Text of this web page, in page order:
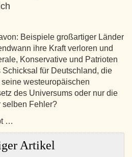
Beispiele großartiger Länder
ihre Kraft verloren und
Konservative und Patrioten
für Deutschland, die
westeuropäischen
des Universums oder nur die
selben Fehler?
…
Artikel